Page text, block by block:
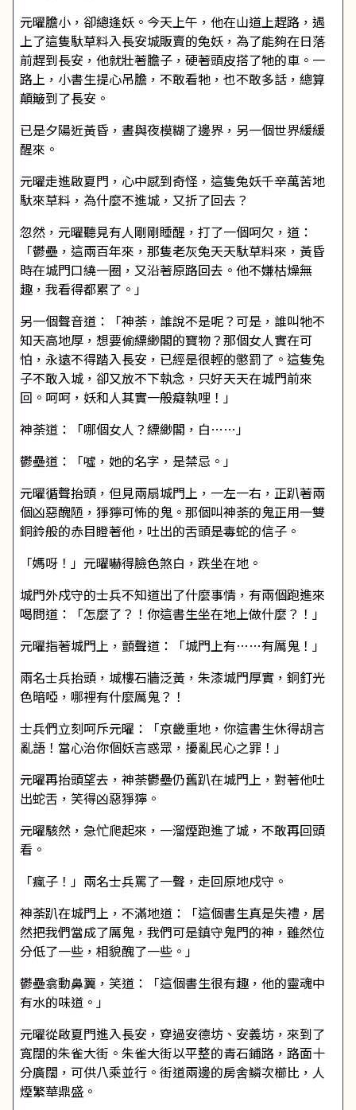
元曜膽小，卻總逢妖。今天上午，他在山道上趕路，遇
上了這隻馱草料入長安城販賣的兔妖，為了能夠在日落
前趕到長安，他就壯著膽子，硬著頭皮搭了牠的車。一
路上，小書生提心吊膽，不敢看牠，也不敢多話，總算
顛簸到了長安。
已是夕陽近黃昏，晝與夜模糊了邊界，另一個世界緩緩
醒來。
元曜走進啟夏門，心中感到奇怪，這隻兔妖千辛萬苦地
馱來草料，為什麼不進城，又折了回去？
忽然，元曜聽見有人剛剛睡醒，打了一個呵欠，道：
「鬱壘，這兩百年來，那隻老灰兔天天馱草料來，黃昏
時在城門口繞一圈，又沿著原路回去。他不嫌枯燥無
趣，我看得都累了。」
另一個聲音道：「神荼，誰說不是呢？可是，誰叫牠不
知天高地厚，想要偷縹緲閣的寶物？那個女人實在可
怕，永遠不得踏入長安，已經是很輕的懲罰了。這隻兔
子不敢入城，卻又放不下執念，只好天天在城門前來
回。呵呵，妖和人其實一般癡執哩！」
神荼道：「哪個女人？縹緲閣，白……」
鬱壘道：「噓，她的名字，是禁忌。」
元曜循聲抬頭，但見兩扇城門上，一左一右，正趴著兩
個凶惡醜陋，猙獰可怖的鬼。那個叫神荼的鬼正用一雙
銅鈴般的赤目瞪著他，吐出的舌頭是毒蛇的信子。
「媽呀！」元曜嚇得臉色煞白，跌坐在地。
城門外戍守的士兵不知道出了什麼事情，有兩個跑進來
喝問道：「怎麼了？！你這書生坐在地上做什麼？！」
元曜指著城門上，顫聲道：「城門上有……有厲鬼！」
兩名士兵抬頭，城樓石牆泛黃，朱漆城門厚實，銅釘光
色暗啞，哪裡有什麼厲鬼？！
士兵們立刻呵斥元曜：「京畿重地，你這書生休得胡言
亂語！當心治你個妖言惑眾，擾亂民心之罪！」
元曜再抬頭望去，神荼鬱壘仍舊趴在城門上，對著他吐
出蛇舌，笑得凶惡猙獰。
元曜駭然，急忙爬起來，一溜煙跑進了城，不敢再回頭
看。
「瘋子！」兩名士兵罵了一聲，走回原地戍守。
神荼趴在城門上，不滿地道：「這個書生真是失禮，居
然把我們當成了厲鬼，我們可是鎮守鬼門的神，雖然位
分低了一些，相貌醜了一些。」
鬱壘翕動鼻翼，笑道：「這個書生很有趣，他的靈魂中
有水的味道。」
元曜從啟夏門進入長安，穿過安德坊、安義坊，來到了
寬闊的朱雀大街。朱雀大街以平整的青石鋪路，路面十
分廣闊，可供八乘並行。街道兩邊的房舍鱗次櫛比，人
煙繁華鼎盛。